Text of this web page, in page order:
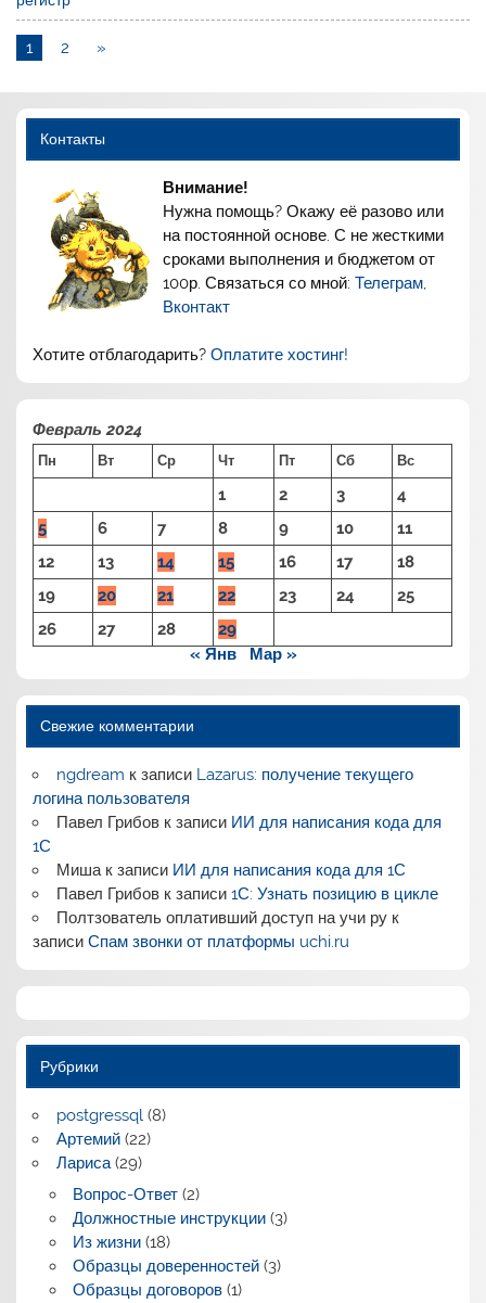
1 2 »
Контакты
Внимание!
Нужна помощь? Окажу её разово или
на постоянной основе. С не жесткими
сроками выполнения и бюджетом от
100р. Связаться со мной:Телеграм,
Вконтакт
Хотите отблагодарить?Оплатите хостинг!
Февраль 2024
Пн Вт Ср Чт Пт Сб Вс
1 2 3
4
5
6 7 8 9 10
11
12
13 14 15 16 17
18
19
20 21 22 23 24
25
26
27 28
29
« Янв
Мар »
Свежие комментарии
ngdream к записи Lazarus: получение текущего
логина пользователя
Павел Грибовк записи ИИ для написания кода для
1С
Мишак записи ИИ для написания кода для 1С
Павел Грибовк записи 1С: Узнать позицию в цикле
Полтзователь оплативший доступ на учи рук
записиСпам звонки от платформы uchi.ru
Рубрики
postgressql(8)
Артемий(22)
Лариса(29)
Вопрос-Ответ(2)
Должностные инструкции(3)
Из жизни(18)
Образцы доверенностей(3)
Образцы договоров(1)